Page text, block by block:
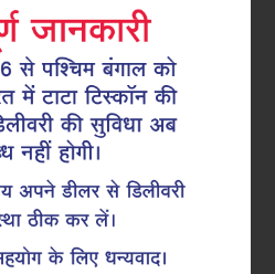
Tata Tiscon GFX
Ultima
Tata Tiscon 550SD
are highly accurate
and possess
uniform ridges,
high…